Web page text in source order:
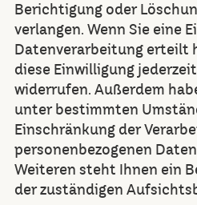
Berichtigung oder
verlangen. Wenn Sie eine
Datenverarbeitung erteilt
diese Einwilligung
widerrufen. Außerdem
unter bestimmten
Einschränkung der
personenbezogenen
Weiteren steht Ihnen ein
der zuständigen